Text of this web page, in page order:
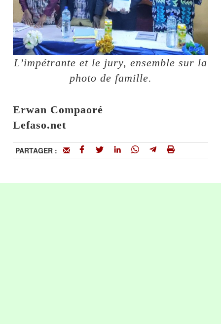
L’impétrante et le jury, ensemble sur la
photo de famille.
Erwan Compaoré
Lefaso.net
PARTAGER :